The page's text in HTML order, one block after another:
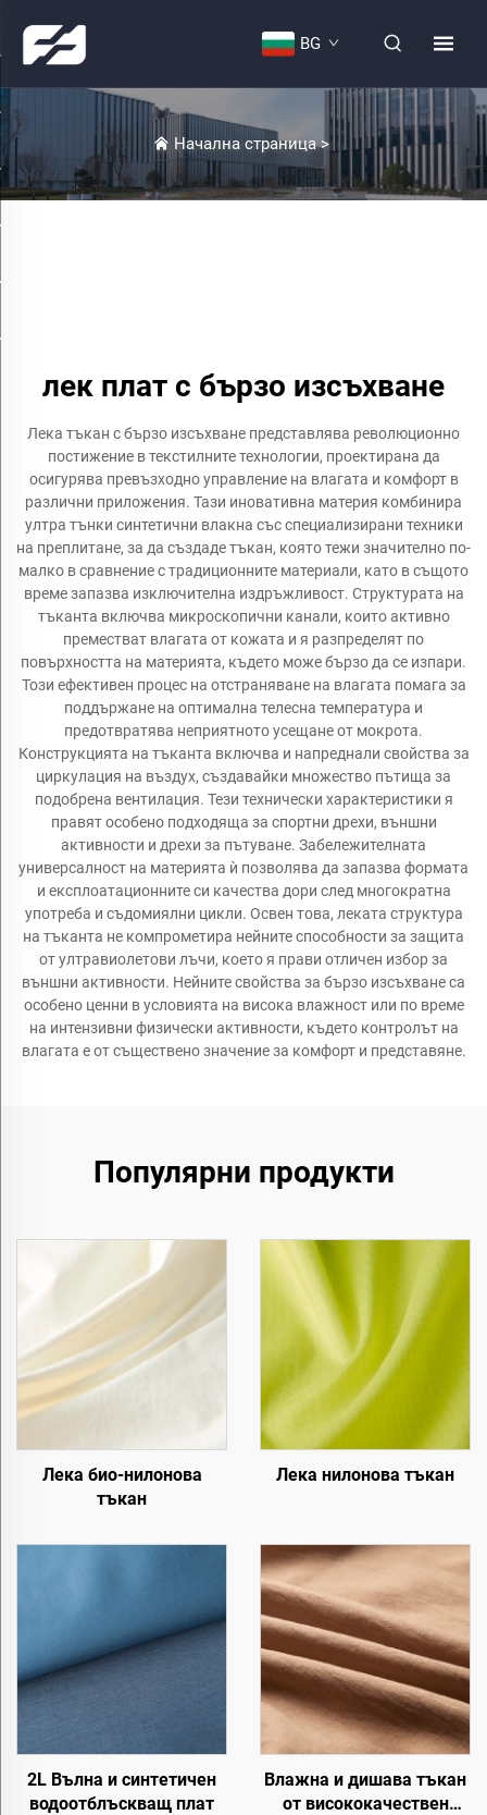
BG
Начална страница>
лек плат с бързо изсъхване
Лека тъкан с бързо изсъхване представлява революционно
постижение в текстилните технологии, проектирана да
осигурява превъзходно управление на влагата и комфорт в
различни приложения. Тази иновативна материя комбинира
ултра тънки синтетични влакна със специализирани техники
на преплитане, за да създаде тъкан, която тежи значително по-
малко в сравнение с традиционните материали, като в същото
време запазва изключителна издръжливост. Структурата на
тъканта включва микроскопични канали, които активно
преместват влагата от кожата и я разпределят по
повърхността на материята, където може бързо да се изпари.
Този ефективен процес на отстраняване на влагата помага за
поддържане на оптимална телесна температура и
предотвратява неприятното усещане от мокрота.
Конструкцията на тъканта включва и напреднали свойства за
циркулация на въздух, създавайки множество пътища за
подобрена вентилация. Тези технически характеристики я
правят особено подходяща за спортни дрехи, външни
активности и дрехи за пътуване. Забележителната
универсалност на материята ѝ позволява да запазва формата
и експлоатационните си качества дори след многократна
употреба и съдомиялни цикли. Освен това, леката структура
на тъканта не компрометира нейните способности за защита
от ултравиолетови лъчи, което я прави отличен избор за
външни активности. Нейните свойства за бързо изсъхване са
особено ценни в условията на висока влажност или по време
на интензивни физически активности, където контролът на
влагата е от съществено значение за комфорт и представяне.
Популярни продукти
Лека био-нилонова
тъкан
Лека нилонова тъкан
2L Вълна и синтетичен
водоотблъскващ плат
Влажна и дишава тъкан
от висококачествен